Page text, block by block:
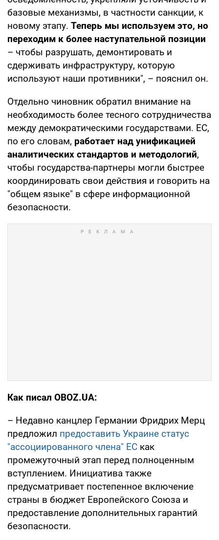
базовые механизмы, в частности санкции, к
новому этапу. Теперь мы используем это, но
переходим к более наступательной позиции
– чтобы разрушать, демонтировать и
сдерживать инфраструктуру, которую
используют наши противники", – пояснил он.
Отдельно чиновник обратил внимание на
необходимость более тесного сотрудничества
между демократическими государствами. ЕС,
по его словам, работает над унификацией
аналитических стандартов и методологий,
чтобы государства-партнеры могли быстрее
координировать свои действия и говорить на
"общем языке" в сфере информационной
безопасности.
Как писал OBOZ.UA:
– Недавно канцлер Германии Фридрих Мерц
предложил предоставить Украине статус
"ассоциированного члена" ЕС как
промежуточный этап перед полноценным
вступлением. Инициатива также
предусматривает постепенное включение
страны в бюджет Европейского Союза и
предоставление дополнительных гарантий
безопасности.